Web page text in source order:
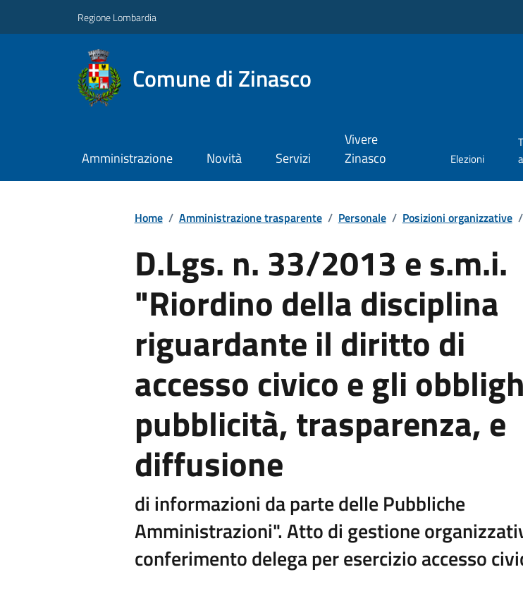
Regione Lombardia
Comune di Zinasco
Amministrazione Novità Servizi
Vivere
Zinasco
Elezioni
Home / Amministrazione trasparente / Personale / Posizioni organizzative /
D.Lgs. n. 33/2013 e s.m.i.
"Riordino della disciplina
riguardante il diritto di
accesso civico e gli
pubblicità, trasparenza, e
diffusione
di informazioni da parte delle Pubbliche
Amministrazioni". Atto di gestione
conferimento delega per esercizio accesso